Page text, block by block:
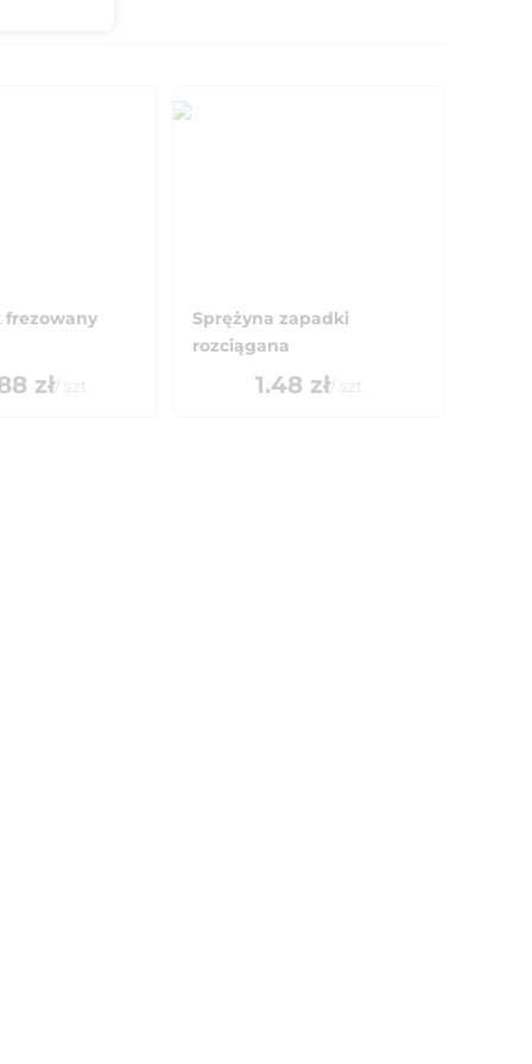
frezowany
zł/ szt
Sprężyna zapadki
rozciągana
1.48 zł/ szt